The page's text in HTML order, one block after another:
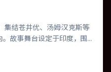
结苍井优、汤姆·汉克斯等
故事舞台设定于印度，围
乐与色彩高度服务于主